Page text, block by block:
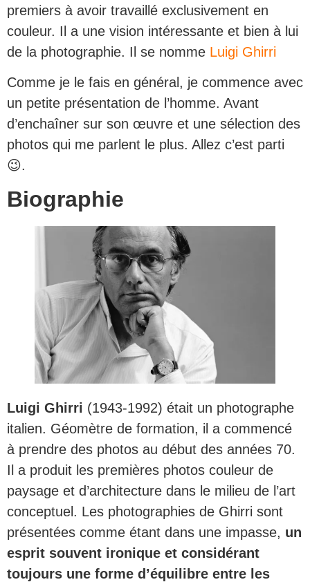
premiers à avoir travaillé exclusivement en
couleur. Il a une vision intéressante et bien à lui
de la photographie. Il se nomme Luigi Ghirri
Comme je le fais en général, je commence avec
un petite présentation de l’homme. Avant
d’enchaîner sur son œuvre et une sélection des
photos qui me parlent le plus. Allez c’est parti
😉.
Biographie
Luigi Ghirri (1943-1992) était un photographe
italien. Géomètre de formation, il a commencé
à prendre des photos au début des années 70.
Il a produit les premières photos couleur de
paysage et d’architecture dans le milieu de l’art
conceptuel. Les photographies de Ghirri sont
présentées comme étant dans une impasse, un
esprit souvent ironique et considérant
toujours une forme d’équilibre entre les